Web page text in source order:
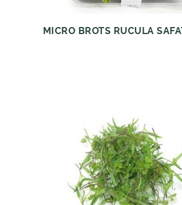
MICRO BROTS RUCULA